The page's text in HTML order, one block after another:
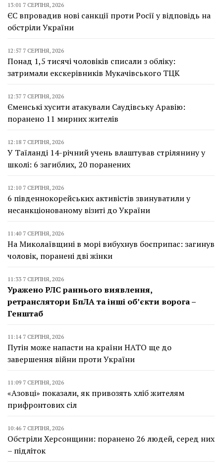
13:01 7 СЕРПНЯ, 2026
ЄС впровадив нові санкції проти Росії у відповідь на
обстріли України
12:57 7 СЕРПНЯ, 2026
Понад 1,5 тисячі чоловіків списали з обліку:
затримали екскерівників Мукачівського ТЦК
12:37 7 СЕРПНЯ, 2026
Єменські хусити атакували Саудівську Аравію:
поранено 11 мирних жителів
12:18 7 СЕРПНЯ, 2026
У Таїланді 14-річний учень влаштував стрілянину у
школі: 6 загиблих, 20 поранених
12:10 7 СЕРПНЯ, 2026
6 південнокорейських активістів звинуватили у
несанкціонованому візиті до України
11:40 7 СЕРПНЯ, 2026
На Миколаївщині в морі вибухнув боєприпас: загинув
чоловік, поранені дві жінки
11:33 7 СЕРПНЯ, 2026
Уражено РЛС раннього виявлення,
ретранслятори БпЛА та інші об’єкти ворога –
Генштаб
11:14 7 СЕРПНЯ, 2026
Путін може напасти на країни НАТО ще до
завершення війни проти України
11:09 7 СЕРПНЯ, 2026
«Азовці» показали, як привозять хліб жителям
прифронтових сіл
10:46 7 СЕРПНЯ, 2026
Обстріли Херсонщини: поранено 26 людей, серед них
– підліток